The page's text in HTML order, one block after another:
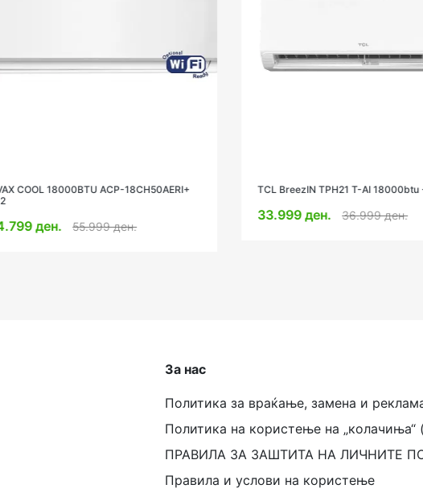
TCL BreezIN TPH21 T-AI 18000btu -20 Tesla Select TT51ZA31-1832IAW
35.990 ден. 39.990 ден.
За нас
Политика за враќање, замена и
Политика на користење на „колачиња“
ПРАВИЛА ЗА ЗАШТИТА НА ЛИЧНИТЕ
Правила и услови на користење